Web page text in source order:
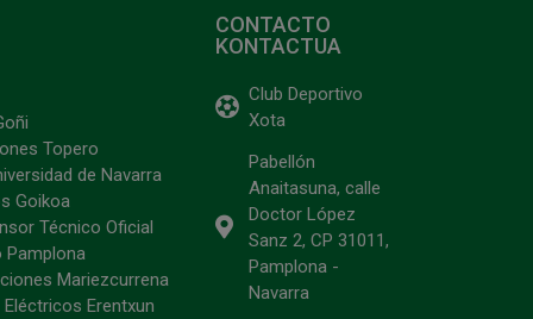
Topero
de Navarra
Goikoa
Técnico Oficial
Pamplona
Mariezcurrena
Erentxun
CONTACTO
KONTACTUA
Club Deportivo
Xota
Pabellón
Anaitasuna, calle
Doctor López
Sanz 2, CP 31011,
Pamplona -
Navarra